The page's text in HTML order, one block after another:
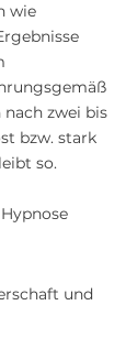
wie
zwei bis
bzw. stark
so.
und